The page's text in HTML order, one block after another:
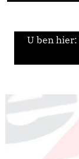
U ben hier: